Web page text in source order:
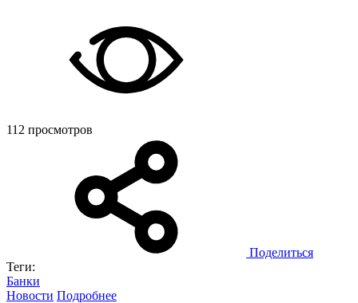
112 просмотров
Поделиться
Теги:
Банки
Новости Подробнее